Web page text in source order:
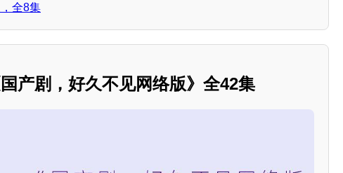
全8集
产剧，好久不见网络版》全42集